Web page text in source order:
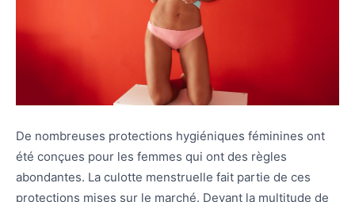
De nombreuses protections hygiéniques féminines ont
été conçues pour les femmes qui ont des règles
abondantes. La culotte menstruelle fait partie de ces
protections mises sur le marché. Devant la multitude de